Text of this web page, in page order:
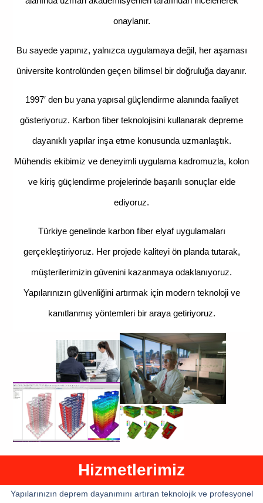
onaylanır.
Bu sayede yapınız, yalnızca uygulamaya değil, her aşaması
üniversite kontrolünden geçen bilimsel bir doğruluğa dayanır.
1997′ den bu yana yapısal güçlendirme alanında faaliyet
gösteriyoruz. Karbon fiber teknolojisini kullanarak depreme
dayanıklı yapılar inşa etme konusunda uzmanlaştık.
Mühendis ekibimiz ve deneyimli uygulama kadromuzla, kolon
ve kiriş güçlendirme projelerinde başarılı sonuçlar elde
ediyoruz.
Türkiye genelinde karbon fiber elyaf uygulamaları
gerçekleştiriyoruz. Her projede kaliteyi ön planda tutarak,
müşterilerimizin güvenini kazanmaya odaklanıyoruz.
Yapılarınızın güvenliğini artırmak için modern teknoloji ve
kanıtlanmış yöntemleri bir araya getiriyoruz.
Hizmetlerimiz
Yapılarınızın deprem dayanımını artıran teknolojik ve profesyonel